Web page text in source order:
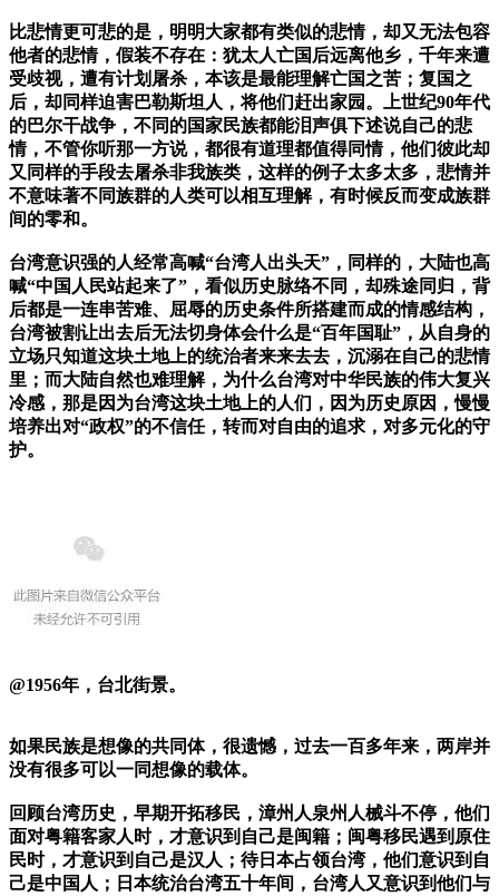
比悲情更可悲的是，明明大家都有类似的悲情，却又无法包容
他者的悲情，假装不存在：犹太人亡国后远离他乡，千年来遭
受歧视，遭有计划屠杀，本该是最能理解亡国之苦；复国之
后，却同样迫害巴勒斯坦人，将他们赶出家园。上世纪90年代
的巴尔干战争，不同的国家民族都能泪声俱下述说自己的悲
情，不管你听那一方说，都很有道理都值得同情，他们彼此却
又同样的手段去屠杀非我族类，这样的例子太多太多，悲情并
不意味著不同族群的人类可以相互理解，有时候反而变成族群
间的零和。
台湾意识强的人经常高喊“台湾人出头天”，同样的，大陆也高
喊“中国人民站起来了”，看似历史脉络不同，却殊途同归，背
后都是一连串苦难、屈辱的历史条件所搭建而成的情感结构，
台湾被割让出去后无法切身体会什么是“百年国耻”，从自身的
立场只知道这块土地上的统治者来来去去，沉溺在自己的悲情
里；而大陆自然也难理解，为什么台湾对中华民族的伟大复兴
冷感，那是因为台湾这块土地上的人们，因为历史原因，慢慢
培养出对“政权”的不信任，转而对自由的追求，对多元化的守
护。
@1956年，台北街景。
如果民族是想像的共同体，很遗憾，过去一百多年来，两岸并
没有很多可以一同想像的载体。
回顾台湾历史，早期开拓移民，漳州人泉州人械斗不停，他们
面对粤籍客家人时，才意识到自己是闽籍；闽粤移民遇到原住
民时，才意识到自己是汉人；待日本占领台湾，他们意识到自
己是中国人；日本统治台湾五十年间，台湾人又意识到他们与